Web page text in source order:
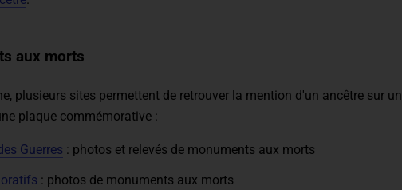
aux morts
plusieurs sites permettent de retrouver la mention d'un ancêtre sur un
plaque commémorative :
Guerres : photos et relevés de monuments aux morts
: photos de monuments aux morts